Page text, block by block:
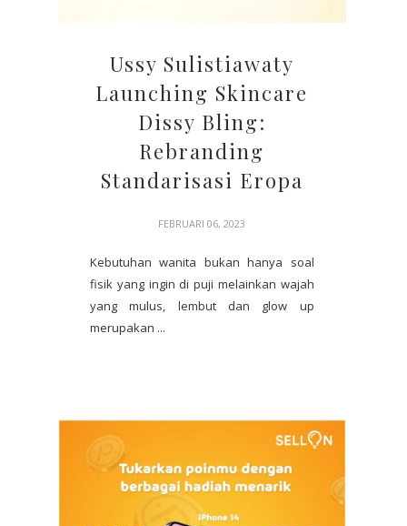
Ussy Sulistiawaty
Launching Skincare
Dissy Bling:
Rebranding
Standarisasi Eropa
FEBRUARI 06, 2023
Kebutuhan wanita bukan hanya soal
fisik yang ingin di puji melainkan wajah
yang mulus, lembut dan glow up
merupakan ...